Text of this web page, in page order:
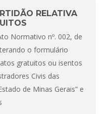
RELATIVA
Normativo nº. 002, de
o formulário
gratuitos ou isentos
Civis das
de Minas Gerais” e